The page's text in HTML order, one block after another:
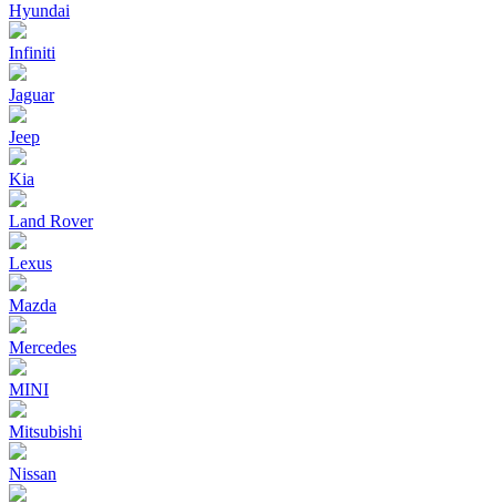
Hyundai
Infiniti
Jaguar
Jeep
Kia
Land Rover
Lexus
Mazda
Mercedes
MINI
Mitsubishi
Nissan